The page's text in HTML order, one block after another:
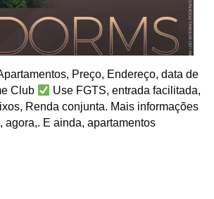
Preço, Endereço, data de
Club
Use FGTS, entrada facilitada,
Renda conjunta. Mais informações
agora,. E ainda, apartamentos